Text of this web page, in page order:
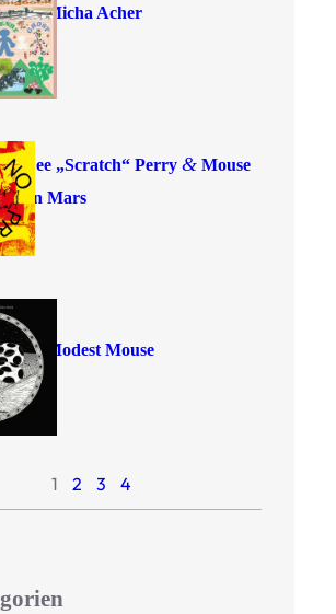
Micha Acher
Lee „Scratch“ Perry& Mouse
on Mars
Modest Mouse
1 2 3 4